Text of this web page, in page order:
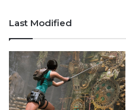
Last Modified